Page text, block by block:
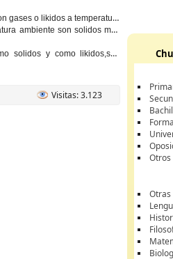
gases o likidos a temperatura
ambiente son solidos muy
solidos y como likidos,son
Visitas: 3.123
Otros